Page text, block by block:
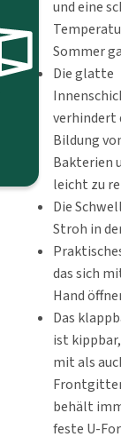
und eine
Sommer
Die glatte
verhindert
Bildung
Bakterien
leicht zu
Die
Stroh in
das sich
Hand
Das
ist
mit als
behält
feste U-